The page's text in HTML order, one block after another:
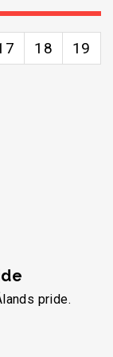
18
19
pride.